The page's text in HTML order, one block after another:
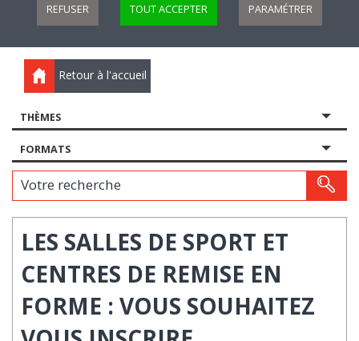
REFUSER TOUT ACCEPTER PARAMÉTRER
Retour à l'accueil
THÈMES
FORMATS
Votre recherche
LES SALLES DE SPORT ET
CENTRES DE REMISE EN
FORME : VOUS SOUHAITEZ